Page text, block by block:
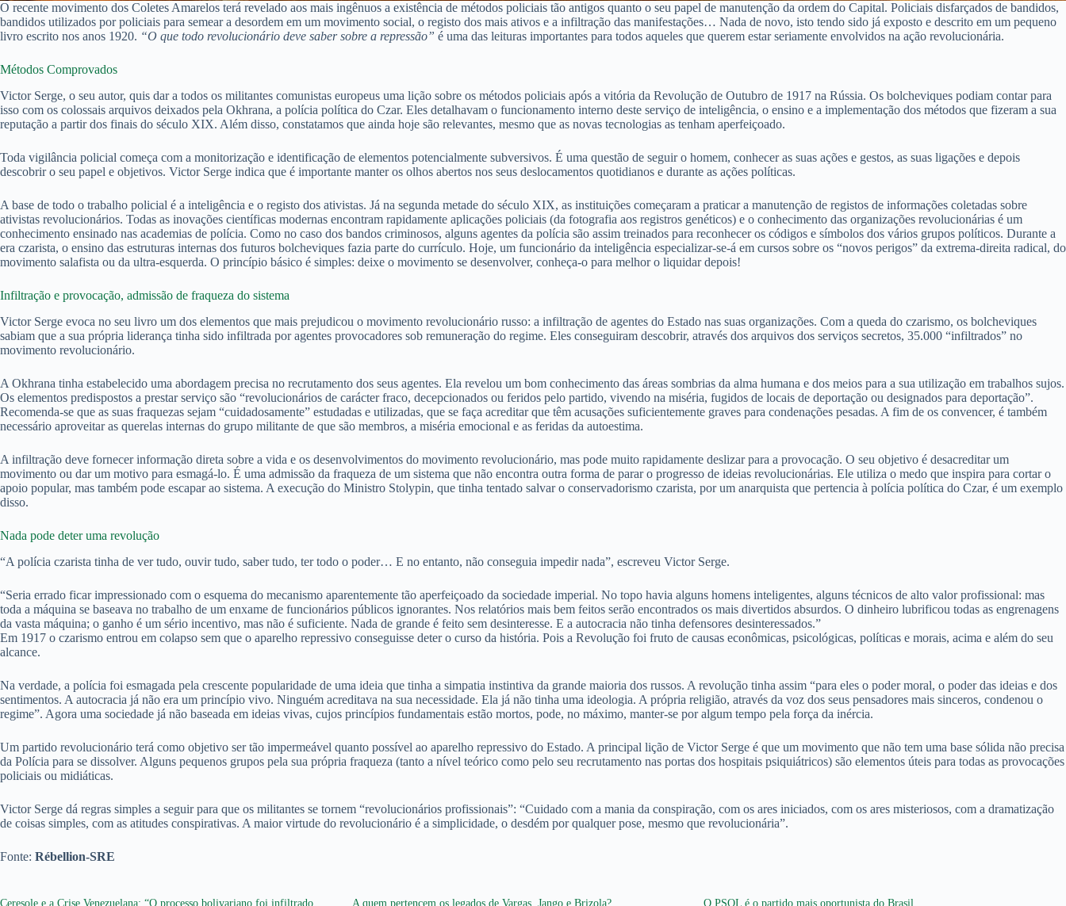
O recente movimento dos Coletes Amarelos terá revelado aos mais ingênuos a existência de métodos policiais tão antigos quanto o seu papel de manutenção da ordem do Capital. Policiais disfarçados de bandidos,
bandidos utilizados por policiais para semear a desordem em um movimento social, o registo dos mais ativos e a infiltração das manifestações… Nada de novo, isto tendo sido já exposto e descrito em um pequeno
livro escrito nos anos 1920. “O que todo revolucionário deve saber sobre a repressão” é uma das leituras importantes para todos aqueles que querem estar seriamente envolvidos na ação revolucionária.
Métodos Comprovados
Victor Serge, o seu autor, quis dar a todos os militantes comunistas europeus uma lição sobre os métodos policiais após a vitória da Revolução de Outubro de 1917 na Rússia. Os bolcheviques podiam contar para
isso com os colossais arquivos deixados pela Okhrana, a polícia política do Czar. Eles detalhavam o funcionamento interno deste serviço de inteligência, o ensino e a implementação dos métodos que fizeram a sua
reputação a partir dos finais do século XIX. Além disso, constatamos que ainda hoje são relevantes, mesmo que as novas tecnologias as tenham aperfeiçoado.
Toda vigilância policial começa com a monitorização e identificação de elementos potencialmente subversivos. É uma questão de seguir o homem, conhecer as suas ações e gestos, as suas ligações e depois
descobrir o seu papel e objetivos. Victor Serge indica que é importante manter os olhos abertos nos seus deslocamentos quotidianos e durante as ações políticas.
A base de todo o trabalho policial é a inteligência e o registo dos ativistas. Já na segunda metade do século XIX, as instituições começaram a praticar a manutenção de registos de informações coletadas sobre
ativistas revolucionários. Todas as inovações científicas modernas encontram rapidamente aplicações policiais (da fotografia aos registros genéticos) e o conhecimento das organizações revolucionárias é um
conhecimento ensinado nas academias de polícia. Como no caso dos bandos criminosos, alguns agentes da polícia são assim treinados para reconhecer os códigos e símbolos dos vários grupos políticos. Durante a
era czarista, o ensino das estruturas internas dos futuros bolcheviques fazia parte do currículo. Hoje, um funcionário da inteligência especializar-se-á em cursos sobre os “novos perigos” da extrema-direita radical, do
movimento salafista ou da ultra-esquerda. O princípio básico é simples: deixe o movimento se desenvolver, conheça-o para melhor o liquidar depois!
Infiltração e provocação, admissão de fraqueza do sistema
Victor Serge evoca no seu livro um dos elementos que mais prejudicou o movimento revolucionário russo: a infiltração de agentes do Estado nas suas organizações. Com a queda do czarismo, os bolcheviques
sabiam que a sua própria liderança tinha sido infiltrada por agentes provocadores sob remuneração do regime. Eles conseguiram descobrir, através dos arquivos dos serviços secretos, 35.000 “infiltrados” no
movimento revolucionário.
A Okhrana tinha estabelecido uma abordagem precisa no recrutamento dos seus agentes. Ela revelou um bom conhecimento das áreas sombrias da alma humana e dos meios para a sua utilização em trabalhos sujos.
Os elementos predispostos a prestar serviço são “revolucionários de carácter fraco, decepcionados ou feridos pelo partido, vivendo na miséria, fugidos de locais de deportação ou designados para deportação”.
Recomenda-se que as suas fraquezas sejam “cuidadosamente” estudadas e utilizadas, que se faça acreditar que têm acusações suficientemente graves para condenações pesadas. A fim de os convencer, é também
necessário aproveitar as querelas internas do grupo militante de que são membros, a miséria emocional e as feridas da autoestima.
A infiltração deve fornecer informação direta sobre a vida e os desenvolvimentos do movimento revolucionário, mas pode muito rapidamente deslizar para a provocação. O seu objetivo é desacreditar um
movimento ou dar um motivo para esmagá-lo. É uma admissão da fraqueza de um sistema que não encontra outra forma de parar o progresso de ideias revolucionárias. Ele utiliza o medo que inspira para cortar o
apoio popular, mas também pode escapar ao sistema. A execução do Ministro Stolypin, que tinha tentado salvar o conservadorismo czarista, por um anarquista que pertencia à polícia política do Czar, é um exemplo
disso.
Nada pode deter uma revolução
“A polícia czarista tinha de ver tudo, ouvir tudo, saber tudo, ter todo o poder… E no entanto, não conseguia impedir nada”, escreveu Victor Serge.
“Seria errado ficar impressionado com o esquema do mecanismo aparentemente tão aperfeiçoado da sociedade imperial. No topo havia alguns homens inteligentes, alguns técnicos de alto valor profissional: mas
toda a máquina se baseava no trabalho de um enxame de funcionários públicos ignorantes. Nos relatórios mais bem feitos serão encontrados os mais divertidos absurdos. O dinheiro lubrificou todas as engrenagens
da vasta máquina; o ganho é um sério incentivo, mas não é suficiente. Nada de grande é feito sem desinteresse. E a autocracia não tinha defensores desinteressados.”
Em 1917 o czarismo entrou em colapso sem que o aparelho repressivo conseguisse deter o curso da história. Pois a Revolução foi fruto de causas econômicas, psicológicas, políticas e morais, acima e além do seu
alcance.
Na verdade, a polícia foi esmagada pela crescente popularidade de uma ideia que tinha a simpatia instintiva da grande maioria dos russos. A revolução tinha assim “para eles o poder moral, o poder das ideias e dos
sentimentos. A autocracia já não era um princípio vivo. Ninguém acreditava na sua necessidade. Ela já não tinha uma ideologia. A própria religião, através da voz dos seus pensadores mais sinceros, condenou o
regime”. Agora uma sociedade já não baseada em ideias vivas, cujos princípios fundamentais estão mortos, pode, no máximo, manter-se por algum tempo pela força da inércia.
Um partido revolucionário terá como objetivo ser tão impermeável quanto possível ao aparelho repressivo do Estado. A principal lição de Victor Serge é que um movimento que não tem uma base sólida não precisa
da Polícia para se dissolver. Alguns pequenos grupos pela sua própria fraqueza (tanto a nível teórico como pelo seu recrutamento nas portas dos hospitais psiquiátricos) são elementos úteis para todas as provocações
policiais ou midiáticas.
Victor Serge dá regras simples a seguir para que os militantes se tornem “revolucionários profissionais”: “Cuidado com a mania da conspiração, com os ares iniciados, com os ares misteriosos, com a dramatização
de coisas simples, com as atitudes conspirativas. A maior virtude do revolucionário é a simplicidade, o desdém por qualquer pose, mesmo que revolucionária”.
Fonte: Rébellion-SRE
Ceresole e a Crise Venezuelana: “O processo bolivariano foi infiltrado A quem pertencem os legados de Vargas, Jango e Brizola? O PSOL é o partido mais oportunista do Brasil